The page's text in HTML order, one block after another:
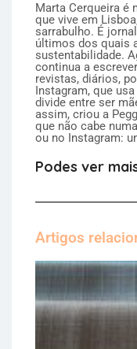
Marta Cerqueira é
que vive em
sarrabulho. É
últimos dos quais
sustentabilidade.
continua a
revistas, diários,
Instagram, que
divide entre ser
assim, criou a
que não cabe
ou no Instagram:
Podes ver
Artigos